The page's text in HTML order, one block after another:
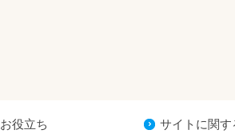
お役立ち サイトに関す